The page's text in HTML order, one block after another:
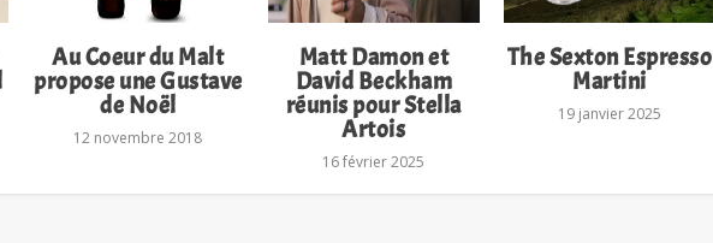
Au Coeur du Malt
propose une Gustave
de Noël
12 novembre 2018
Matt Damon et
David Beckham
réunis pour Stella
Artois
16 février 2025
The Sexton Espresso
Martini
19 janvier 2025